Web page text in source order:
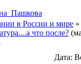
в России и мире »
что после?
Дата: